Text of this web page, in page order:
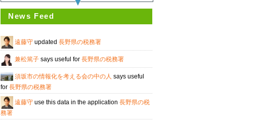
News Feed
遠藤守 updated 長野県の税務署
兼松篤子 says useful for 長野県の税務署
須坂市の情報化を考える会の中の人 says useful
for 長野県の税務署
遠藤守 use this data in the application 長野県の税
務署